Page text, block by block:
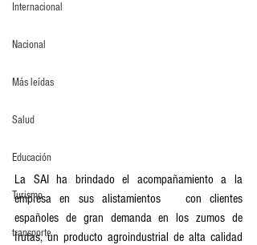
Internacional
Nacional
Más leídas
Salud
Educación
Turismo
transporte
La SAI ha brindado el acompañamiento a la
empresa en sus alistamientos   con clientes
españoles de gran demanda en los zumos de
frutas, un producto agroindustrial de alta calidad